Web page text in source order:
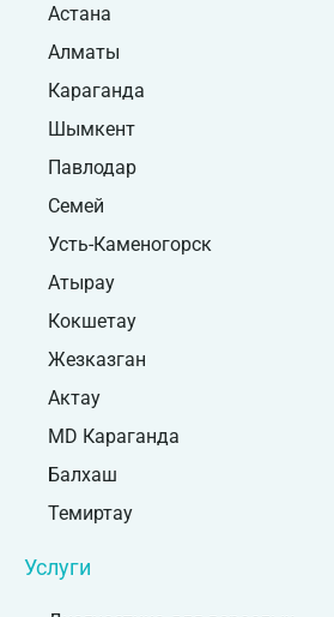
Астана
Алматы
Караганда
Шымкент
Павлодар
Семей
Усть-Каменогорск
Атырау
Кокшетау
Жезказган
Актау
MD Караганда
Балхаш
Темиртау
Услуги